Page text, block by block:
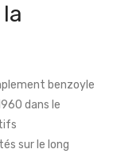
benzoyle
dans le
sur le long